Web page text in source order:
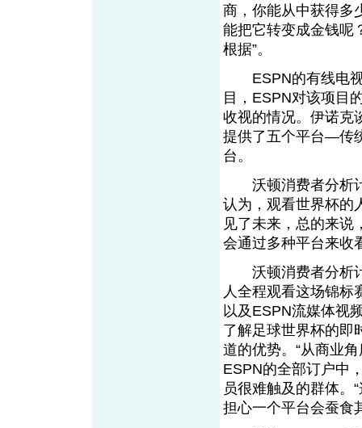
商，你能从中获得多
能把它转变成金钱呢
根据”。
ESPN的有线电视
目，ESPN对该项目
收视的情况。伊诺克
提供了五个平台—传
台。
沃顿消费者分析计
认为，观看世界杯的
见了未来，总的来说
会通过多种平台来收
沃顿消费者分析计
人全程观看这场锦
以及ESPN流媒体视
了解足球世界杯的即
道的优势。“从商业
ESPN的全部订户中
员很难触及的群体。
担心一个平台会蚕食